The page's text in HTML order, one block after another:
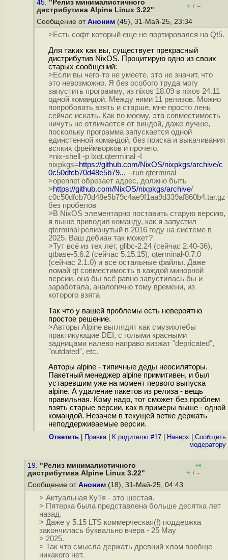
45. "Релиз минималистичного
дистрибутива Alpine Linux 3.22"
+ / –
Сообщение от Аноним (45), 31-Май-25, 23:34
>Есть софт который еще не портировался на Qt5.
Для таких как вы, существует прекрасный
дистрибутив NixOS. Процитирую одно из своих
старых сообщений:
>Если вы чего-то не умеете, это не значит, что
это невозможно. Я без особого труда могу
запустить программу, из nixos 18.09 в nixos 24.11
одной командой. Между ними 11 релизов. Можно
попробовать взять и старше, мне просто лень
сейчас искать. Как по моему, эта совместимость
ничуть не отличается от виндой, даже лучше,
поскольку программа запускается одной
единстенной командой, без поиска и выкачивания
всяких фреймворков и прочего.
>nix-shell -p lxqt.qterminal -I
nixpkgs=https://github.com/NixOS/nixpkgs/archive/c
0c50dfcb70d48e5b79... --run qterminal
>opennet обрезает адрес, должно быть
>https://github.com/NixOS/nixpkgs/archive/
c0c50dfcb70d48e5b79c4ae9f1aa9d339af860b4.tar.gz
без пробелов
>В NixOS элементарно поставить старую версию,
я выше приводил команду, как я запустил
qterminal релизнутый в 2016 году на системе в
2025. Ваш дебиан так может?
>Тут всё из тех лет, glibc-2.24 (сейчас 2.40-36),
qtbase-5.6.2 (сейчас 5.15.15), qterminal-0.7.0
(сейчас 2.1.0) и все остальные файлы. Даже
ломай qt совместимость в каждой минорной
версии, она бы всё равно запустилась бы и
заработала, аналогично тому времени, из
которого взята
Так что у вашей проблемы есть невероятно
простое решение.
>Авторы Alpine выглядят как смузихлебы
практикующие DEI, с голыми красными
задницами налево направо визжат "depricated",
"outdated", etc.
Авторы alpine - типичные деды неосиляторы.
Пакетный менеджер alpine примитивен, и был
устаревшим уже на момент первого выпуска
alpine. А удаление пакетов из релиза - вещь
правильная. Кому надо, тот сможет без проблем
взять старые версии, как в примеры выше - одной
командой. Незачем в текущей ветке держать
неподдерживаемые версии.
Ответить Правка| К родителю #17 Наверх
Cообщить
модератору
19. "Релиз минималистичного
дистрибутива Alpine Linux 3.22"
+6
+ / –
Сообщение от Аноним (18), 31-Май-25, 04:43
> Актуальная КуТя - это шестая.
> Пятерка была представлена больше десятка лет
назад.
> Даже у 5.15 LTS коммерческая(!) поддержка
закончилась буквально вчера - 25 May
> 2025.
> Так что смысла держать древний хлам вообще
никакого нет.